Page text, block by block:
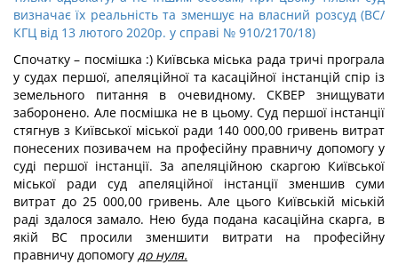
визначає їх реальність та зменшує на власний розсуд (ВС/
КГЦ від 13 лютого 2020р. у справі № 910/2170/18)
Спочатку – посмішка :) Київська міська рада тричі програла
у судах першої, апеляційної та касаційної інстанцій спір із
земельного питання в очевидному. СКВЕР знищувати
заборонено. Але посмішка не в цьому. Суд першої інстанції
стягнув з Київської міської ради 140 000,00 гривень витрат
понесених позивачем на професійну правничу допомогу у
суді першої інстанції. За апеляційною скаргою Київської
міської ради суд апеляційної інстанції зменшив суми
витрат до 25 000,00 гривень. Але цього Київській міській
раді здалося замало. Нею буда подана касаційна скарга, в
якій ВС просили зменшити витрати на професійну
правничу допомогу до нуля.